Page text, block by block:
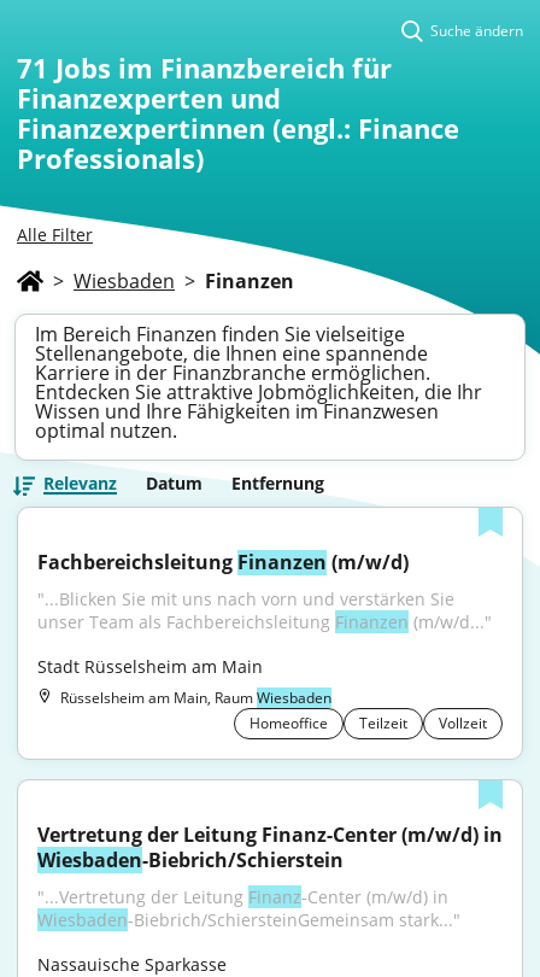
Alle Filter
Suche ändern
71 Jobs im Finanzbereich für
Finanzexperten und
Finanzexpertinnen (engl.: Finance
Professionals)
> Wiesbaden > Finanzen
Im Bereich Finanzen finden Sie vielseitige
Stellenangebote, die Ihnen eine spannende
Karriere in der Finanzbranche ermöglichen.
Entdecken Sie attraktive Jobmöglichkeiten, die Ihr
Wissen und Ihre Fähigkeiten im Finanzwesen
optimal nutzen.
Relevanz Datum Entfernung
Fachbereichsleitung Finanzen (m/w/d)
"...Blicken Sie mit uns nach vorn und verstärken Sie
unser Team als Fachbereichsleitung Finanzen (m/w/d..."
Stadt Rüsselsheim am Main
Rüsselsheim am Main, RaumWiesbaden
Homeoffice
Teilzeit Vollzeit
Wiesbaden-Biebrich/Schierstein
"...Vertretung der Leitung Finanz
Wiesbaden-Biebrich/SchiersteinGemeinsam stark..."
Nassauische Sparkasse